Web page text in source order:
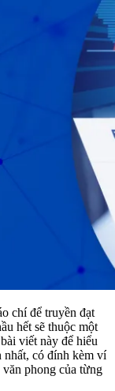
chí để truyền đạt
hết sẽ thuộc một
viết này để hiểu
nhất, có đính kèm ví
phong của từng